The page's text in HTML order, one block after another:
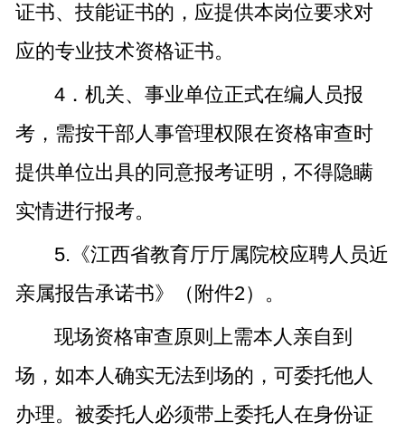
证书、技能证书的，应提供本岗位要求对
应的专业技术资格证书。
4．机关、事业单位正式在编人员报
考，需按干部人事管理权限在资格审查时
提供单位出具的同意报考证明，不得隐瞒
实情进行报考。
5.《江西省教育厅厅属院校应聘人员近
亲属报告承诺书》（附件2）。
现场资格审查原则上需本人亲自到
场，如本人确实无法到场的，可委托他人
办理。被委托人必须带上委托人在身份证